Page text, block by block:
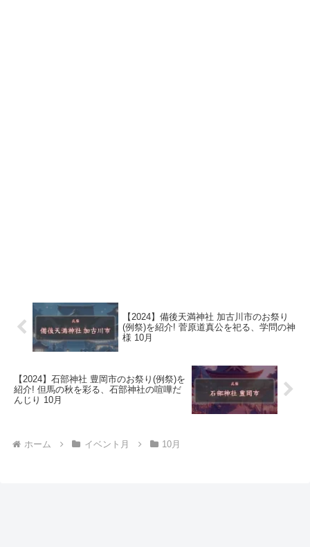
【2024】備後天満神社 加古川市のお祭り
(例祭)を紹介! 菅原道真公を祀る、学問の神
様 10月
【2024】石部神社 豊岡市のお祭り(例祭)を
紹介! 但馬の秋を彩る、石部神社の喧嘩だ
んじり 10月
ホーム イベント月 10月